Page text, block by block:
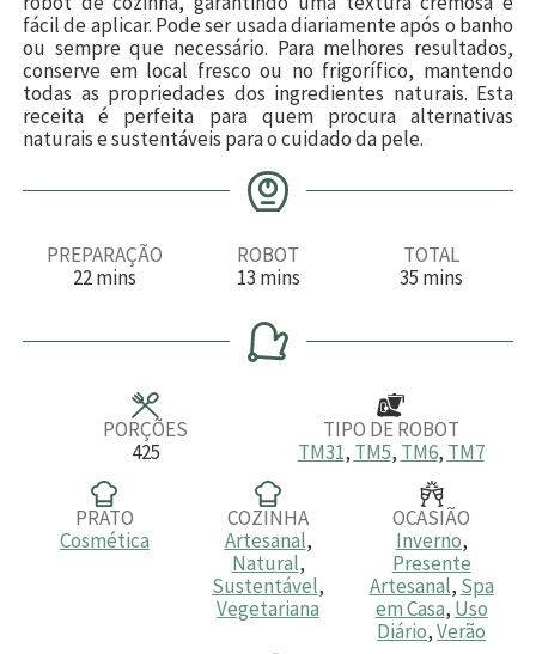
fácil de aplicar. Pode ser usada diariamente após o banho
ou sempre que necessário. Para melhores resultados,
conserve em local fresco ou no frigorífico, mantendo
todas as propriedades dos ingredientes naturais. Esta
receita é perfeita para quem procura alternativas
naturais e sustentáveis para o cuidado da pele.
PREPARAÇÃO
22m
u
mins
ROBOT
13m
n
u
t
mins
TOTAL
35 m
u
mins
PORÇÕES
425
TIPO DE ROBOT
TM31, TM5, TM6, TM7
PRATO
Cosmética
COZINHA
Artesanal,
Natural,
Sustentável,
Vegetariana
OCASIÃO
Inverno,
Presente
Artesanal, Spa
em Casa, Uso
Diário,Verão